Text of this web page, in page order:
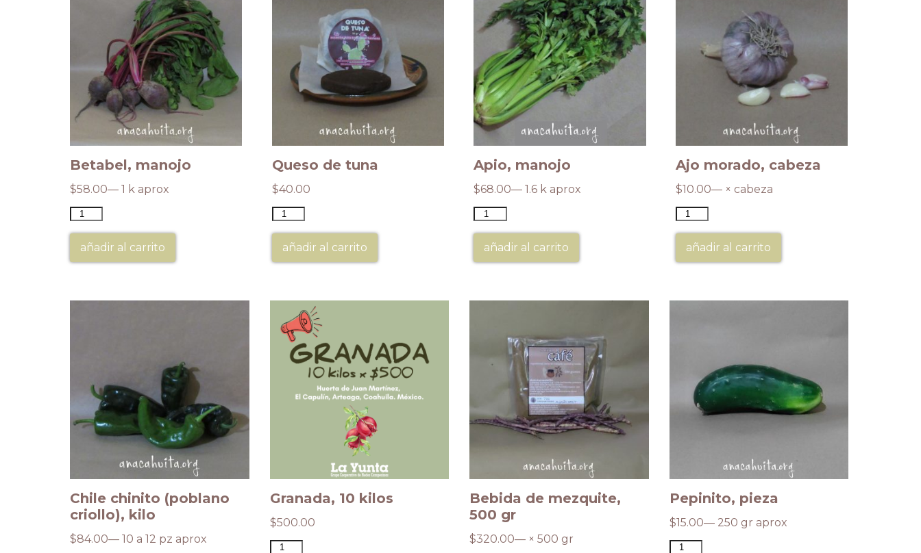
Betabel, manojo
$58.00— 1 k aprox
añadir al carrito
Queso de tuna
$40.00
añadir al carrito
Apio, manojo
$68.00— 1.6 k aprox
añadir al carrito
Ajo morado, cabeza
$10.00— × cabeza
añadir al carrito
Chile chinito (poblano
criollo), kilo
$84.00— 10 a 12 pz aprox
Granada, 10 kilos
$500.00
Bebida de mezquite,
500 gr
$320.00— × 500 gr
Pepinito, pieza
$15.00— 250 gr aprox